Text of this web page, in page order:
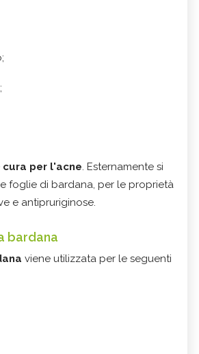
cura per l'acne. Esternamente si
foglie di bardana, per le proprietà
e antipruriginose.
bardana
viene utilizzata per le seguenti